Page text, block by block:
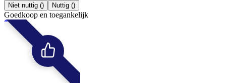
Niet nuttig () Nuttig ()
Goedkoop en toegankelijk